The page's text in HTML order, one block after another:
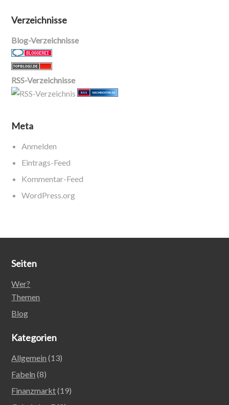
Verzeichnisse
Blog-Verzeichnisse
RSS-Verzeichnisse
Meta
Anmelden
Eintrags-Feed
Kommentar-Feed
WordPress.org
Seiten
Wer?
Themen
Blog
Kategorien
Allgemein (13)
Fabeln (8)
Finanzmarkt(19)